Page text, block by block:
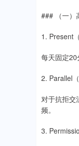
### （一）
1. Present
每天固定20
2. Parallel
对于抗拒交
频。
3.